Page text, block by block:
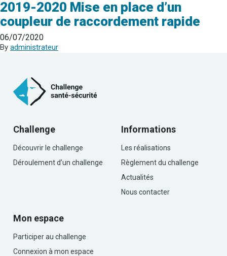
2019-2020 Mise en place d’un
coupleur de raccordement rapide
06/07/2020
By administrateur
Challenge
Découvrir le challenge
Déroulement d’un challenge
Informations
Les réalisations
Règlement du challenge
Actualités
Nous contacter
Mon espace
Participer au challenge
Connexion à mon espace